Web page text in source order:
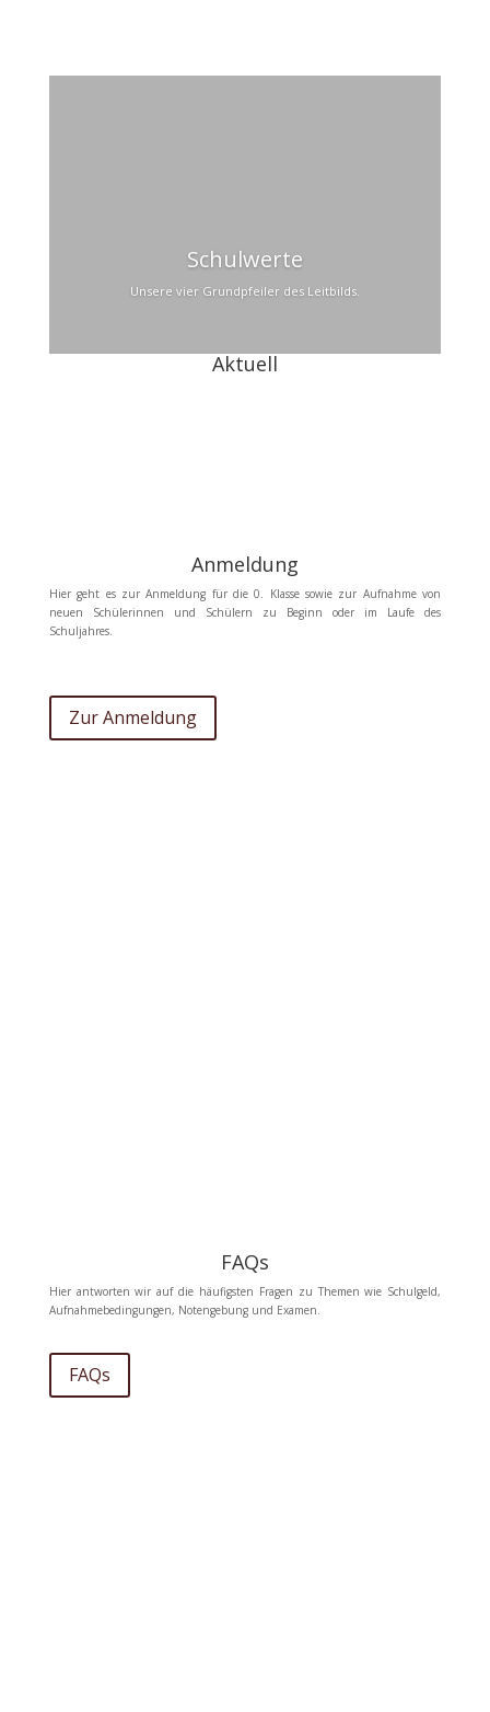
Schulwerte
Unsere vier Grundpfeiler des Leitbilds.
Aktuell
Anmeldung
Hier geht es zur Anmeldung für die 0. Klasse sowie zur Aufnahme von
neuen Schülerinnen und Schülern zu Beginn oder im Laufe des
Schuljahres.
Zur Anmeldung
FAQs
Hier antworten wir auf die häufigsten Fragen zu Themen wie Schulgeld,
Aufnahmebedingungen, Notengebung und Examen.
FAQs